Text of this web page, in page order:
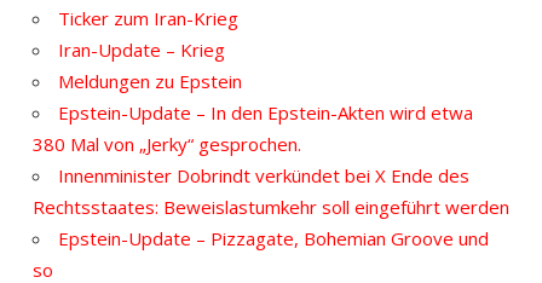
Ticker zum Iran-Krieg
Iran-Update – Krieg
Meldungen zu Epstein
Epstein-Update – In den Epstein-Akten wird etwa
380 Mal von „Jerky“ gesprochen.
Innenminister Dobrindt verkündet bei X Ende des
Rechtsstaates: Beweislastumkehr soll eingeführt werden
Epstein-Update – Pizzagate, Bohemian Groove und
so